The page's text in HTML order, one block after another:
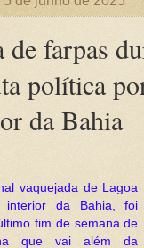
de farpas
política
da Bahia
vaquejada de Lagoa
interior da Bahia, foi
fim de semana de
que vai além da